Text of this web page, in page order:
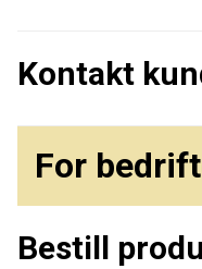
Kontakt
For
Bestill